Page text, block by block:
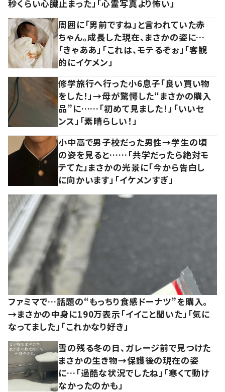
秒くらい心臓止まった」「心霊写真より怖い」
周囲に「男前ですね」と言われていた赤
ちゃん。成長した現在、まさかの姿に…
「きゃああ」「これは、モテるぞぉ」「客観
的にイケメン」
修学旅行へ行った小6息子「良い買い物
をした！」→母が驚愕した“まさかの購入
品”に……「初めて見ました！」「いいセ
ンス」「素晴らしい！」
小中高で男子校だった男性→学生の頃
の姿を見ると……「共学だったら絶対モ
テてた」まさかの光景に「今から告白し
に向かいます」「イケメンすぎ」
ファミマで…話題の“もっちり食感ドーナツ”を購入。
→まさかの中身に190万表示「イイこと聞いた」「気に
なってました」「これかなり好き」
雪の残る冬の日、ガレージ前で見つけた
まさかの生き物→保護後の現在の姿
に…「過酷な状況でしたね」「寒くて動け
なかったのかも」